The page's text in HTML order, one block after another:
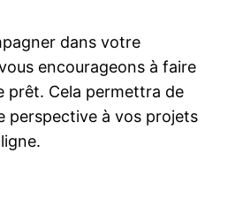
dans votre
encourageons à faire
prêt. Cela permettra de
perspective à vos projets